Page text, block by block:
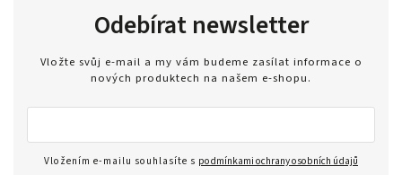
Odebírat newsletter
Vložte svůj e-mail a my vám budeme zasílat informace o
nových produktech na našem e-shopu.
Vložením e-mailu souhlasíte s podmínkami ochrany osobních údajů